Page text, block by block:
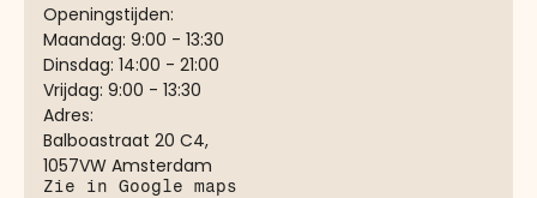
Openingstijden:
Maandag: 9:00 - 13:30
Dinsdag: 14:00 - 21:00
Vrijdag: 9:00 - 13:30
Adres:
Balboastraat 20 C4,
1057VW Amsterdam
Zie in Google maps